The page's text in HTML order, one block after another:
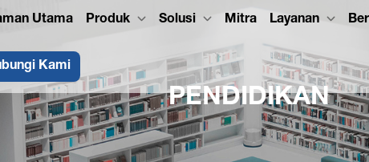
Utama Produk Solusi Mitra Layanan
Kami
PENDIDIKAN